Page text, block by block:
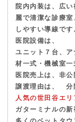
院内内装は、広い
麗で清潔な診療室
しやすい導線です
医院設備は、
ユニット７台、
材一式・機械室一
医院売上は、非公
譲渡理由は、 分
人気の世田谷エ
ガターミナルの
多くのベットタ